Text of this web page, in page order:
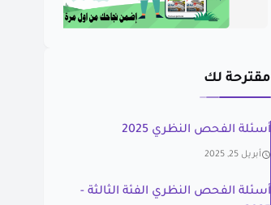
مقترحة لك
أسئلة الفحص النظري 2025
أبريل 25, 2025
أسئلة الفحص النظري الفئة الثالثة -